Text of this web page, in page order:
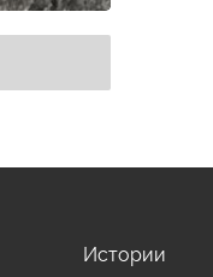
Истории